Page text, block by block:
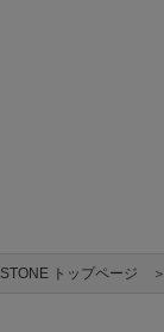
トップページ ＞